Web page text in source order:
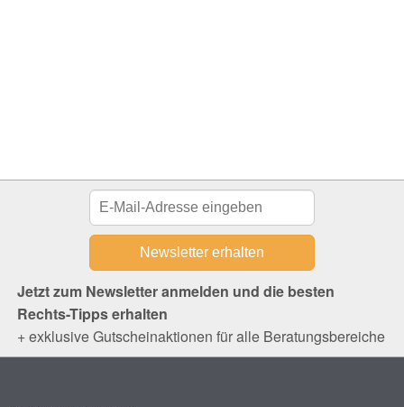
Jetzt zum Newsletter anmelden und die besten
Rechts-Tipps erhalten
+ exklusive Gutscheinaktionen für alle Beratungsbereiche